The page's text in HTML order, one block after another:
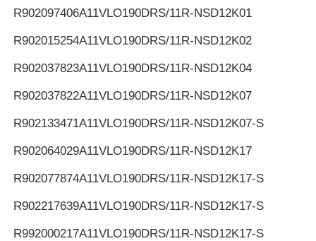
R902097406A11VLO190DRS/11R-NSD12K01
R902015254A11VLO190DRS/11R-NSD12K02
R902037823A11VLO190DRS/11R-NSD12K04
R902037822A11VLO190DRS/11R-NSD12K07
R902133471A11VLO190DRS/11R-NSD12K07-S
R902064029A11VLO190DRS/11R-NSD12K17
R902077874A11VLO190DRS/11R-NSD12K17-S
R902217639A11VLO190DRS/11R-NSD12K17-S
R992000217A11VLO190DRS/11R-NSD12K17-S